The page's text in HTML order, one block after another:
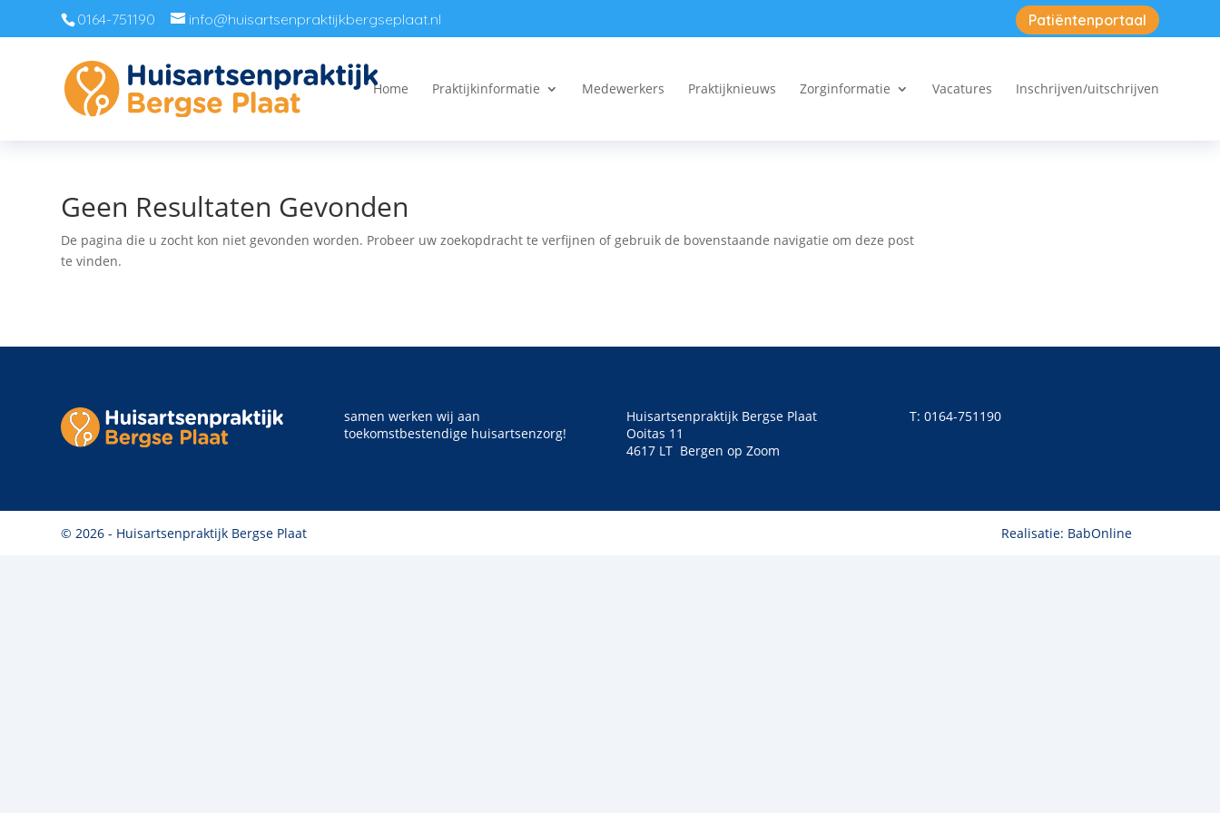
0164-751190 info@huisartsenpraktijkbergseplaat.nl Patiëntenportaal
Home Praktijkinformatie Medewerkers Praktijknieuws Zorginformatie Vacatures Inschrijven/uitschrijven
Geen Resultaten Gevonden
De pagina die u zocht kon niet gevonden worden. Probeer uw zoekopdracht te verfijnen of gebruik de bovenstaande navigatie om deze post
te vinden.
samen werken wij aan
toekomstbestendige huisartsenzorg!
Huisartsenpraktijk Bergse Plaat
Ooitas 11
4617 LT Bergen op Zoom
T: 0164-751190
© 2026 - Huisartsenpraktijk Bergse Plaat Realisatie: BabOnline